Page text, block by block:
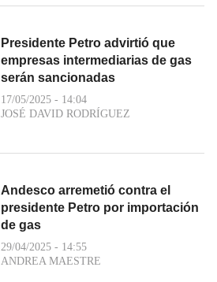
Presidente Petro advirtió que
empresas intermediarias de gas
serán sancionadas
17/05/2025 - 14:04
JOSÉ DAVID RODRÍGUEZ
Andesco arremetió contra el
presidente Petro por importación
de gas
29/04/2025 - 14:55
ANDREA MAESTRE